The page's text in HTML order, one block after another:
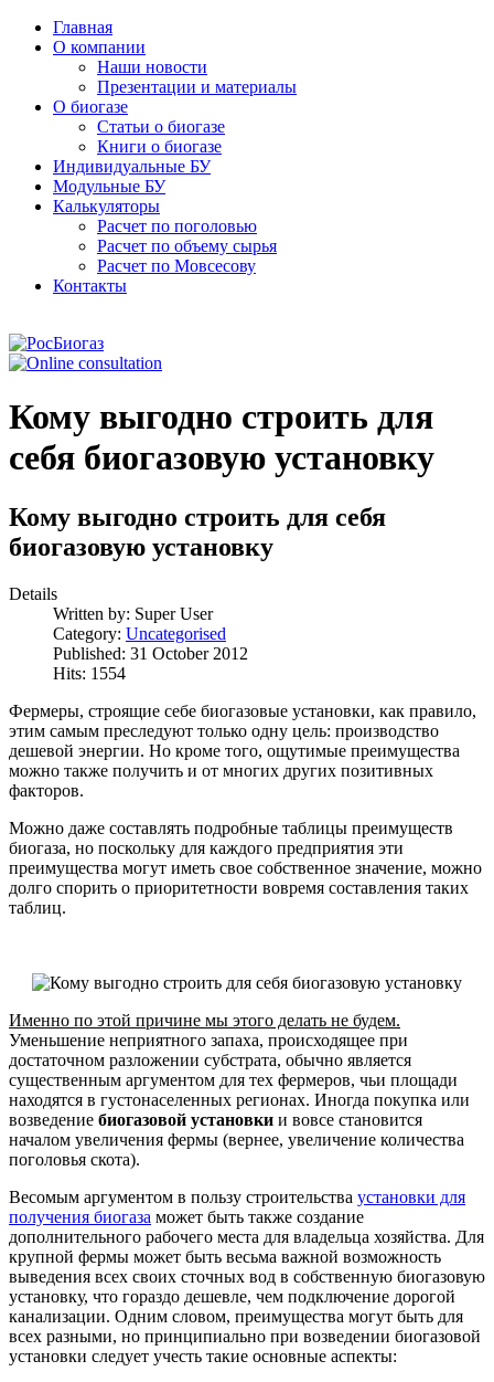
Главная
О компании
Наши новости
Презентации и материалы
О биогазе
Статьи о биогазе
Книги о биогазе
Индивидуальные БУ
Модульные БУ
Калькуляторы
Расчет по поголовью
Расчет по объему сырья
Расчет по Мовсесову
Контакты
Кому выгодно строить для
себя биогазовую установку
Кому выгодно строить для себя
биогазовую установку
Details
Written by: Super User
Category: Uncategorised
Published: 31 October 2012
Hits: 1554
Фермеры, строящие себе биогазовые установки, как правило,
этим самым преследуют только одну цель: производство
дешевой энергии. Но кроме того, ощутимые преимущества
можно также получить и от многих других позитивных
факторов.
Можно даже составлять подробные таблицы преимуществ
биогаза, но поскольку для каждого предприятия эти
преимущества могут иметь свое собственное значение, можно
долго спорить о приоритетности вовремя составления таких
таблиц.
Именно по этой причине мы этого делать не будем.
Уменьшение неприятного запаха, происходящее при
достаточном разложении субстрата, обычно является
существенным аргументом для тех фермеров, чьи площади
находятся в густонаселенных регионах. Иногда покупка или
возведение биогазовой установки и вовсе становится
началом увеличения фермы (вернее, увеличение количества
поголовья скота).
Весомым аргументом в пользу строительства установки для
получения биогаза может быть также создание
дополнительного рабочего места для владельца хозяйства. Для
крупной фермы может быть весьма важной возможность
выведения всех своих сточных вод в собственную биогазовую
установку, что гораздо дешевле, чем подключение дорогой
канализации. Одним словом, преимущества могут быть для
всех разными, но принципиально при возведении биогазовой
установки следует учесть такие основные аспекты: